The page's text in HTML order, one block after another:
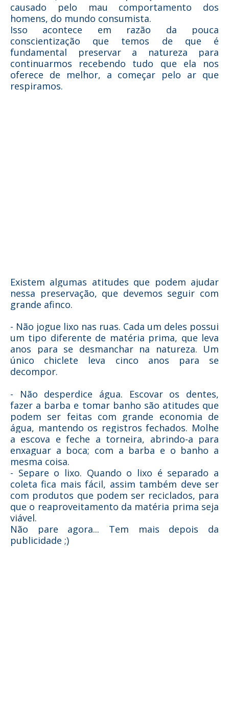
causado pelo mau comportamento dos
homens, do mundo consumista.
Isso acontece em razão da pouca
conscientização que temos de que é
fundamental preservar a natureza para
continuarmos recebendo tudo que ela nos
oferece de melhor, a começar pelo ar que
respiramos.
Existem algumas atitudes que podem ajudar
nessa preservação, que devemos seguir com
grande afinco.
- Não jogue lixo nas ruas. Cada um deles possui
um tipo diferente de matéria prima, que leva
anos para se desmanchar na natureza. Um
único chiclete leva cinco anos para se
decompor.
- Não desperdice água. Escovar os dentes,
fazer a barba e tomar banho são atitudes que
podem ser feitas com grande economia de
água, mantendo os registros fechados. Molhe
a escova e feche a torneira, abrindo-a para
enxaguar a boca; com a barba e o banho a
mesma coisa.
- Separe o lixo. Quando o lixo é separado a
coleta fica mais fácil, assim também deve ser
com produtos que podem ser reciclados, para
que o reaproveitamento da matéria prima seja
viável.
Não pare agora... Tem mais depois da
publicidade ;)